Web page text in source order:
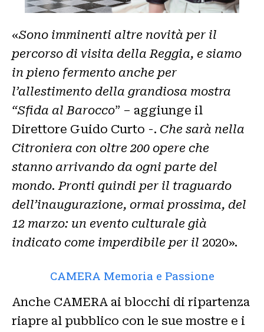
«Sono imminenti altre novità per il
percorso di visita della Reggia, e siamo
in pieno fermento anche per
l’allestimento della grandiosa mostra
“Sfida al Barocco” – aggiunge il
Direttore Guido Curto -. Che sarà nella
Citroniera con oltre 200 opere che
stanno arrivando da ogni parte del
mondo. Pronti quindi per il traguardo
dell’inaugurazione, ormai prossima, del
12 marzo: un evento culturale già
indicato come imperdibile per il 2020».
CAMERA Memoria e Passione
Anche CAMERA ai blocchi di ripartenza
riapre al pubblico con le sue mostre e i